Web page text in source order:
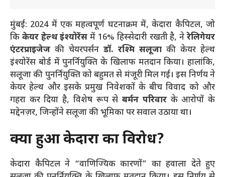
मुंबई: 2024 में एक महत्वपूर्ण घटनाक्रम में, केदारा कैपिटल, जो
कि केयर हेल्थ इंश्योरेंस में 16% हिस्सेदारी रखती है, नेरेलिगेयर
एंटरप्राइजेज की चेयरपर्सन डॉ. रश्मि सलूजा की केयर हेल्थ
इंश्योरेंस बोर्ड में पुनर्नियुक्ति के खिलाफ मतदान किया। हालांकि,
सलूजा की पुनर्नियुक्ति को बहुमत से मंजूरी मिल गई। इस निर्णय ने
केयर हेल्थ और इसके प्रमुख निवेशकों के बीच विवाद को और
गहरा कर दिया है, विशेष रूप सेबर्मन परिवारके आरोपों के
मद्देनज़र, जिन्होंने सलूजा की भूमिका पर सवाल उठाया था।
क्यों हुआ केदारा का विरोध?
केदारा कैपिटल ने “वाणिज्यिक कारणों” का हवाला देते हुए